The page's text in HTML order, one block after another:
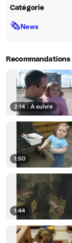
Catégorie
🗞News
Recommandations
2:14 | À suivre
1:50
1:44